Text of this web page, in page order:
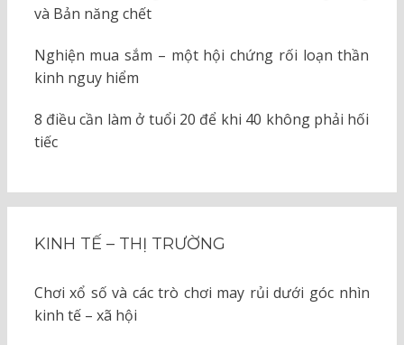
và Bản năng chết
Nghiện mua sắm – một hội chứng rối loạn thần
kinh nguy hiểm
8 điều cần làm ở tuổi 20 để khi 40 không phải hối
tiếc
KINH TẾ – THỊ TRƯỜNG
Chơi xổ số và các trò chơi may rủi dưới góc nhìn
kinh tế – xã hội